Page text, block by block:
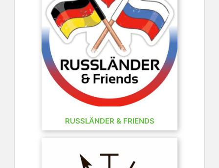
RUSSLÄNDER & FRIENDS